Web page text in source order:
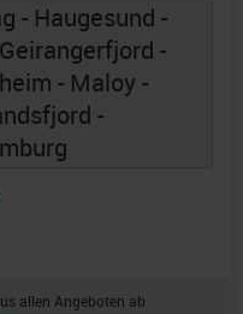
- Haugesund -
-
- Maloy -
-
allen Angeboten ab